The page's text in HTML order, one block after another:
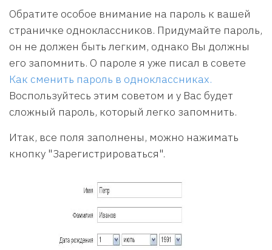
Обратите особое внимание на пароль к вашей
страничке одноклассников. Придумайте пароль,
он не должен быть легким, однако Вы должны
его запомнить. О пароле я уже писал в совете
Как сменить пароль в одноклассниках.
Воспользуйтесь этим советом и у Вас будет
сложный пароль, который легко запомнить.
Итак, все поля заполнены, можно нажимать
кнопку "Зарегистрироваться".